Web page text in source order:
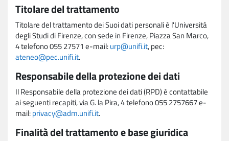
Titolare del trattamento
Titolare del trattamento dei Suoi dati personali è l'Università
degli Studi di Firenze, con sede in Firenze, Piazza San Marco,
4 telefono 055 27571 e-mail:urp@unifi.it, pec:
ateneo@pec.unifi.it.
Responsabile della protezione dei dati
Il Responsabile della protezione dei dati (RPD) è contattabile
ai seguenti recapiti, via G. la Pira, 4 telefono 055 2757667 e-
mail:privacy@adm.unifi.it.
Finalità del trattamento e base giuridica